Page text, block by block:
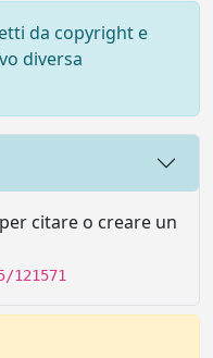
da copyright e
diversa
citare o creare un